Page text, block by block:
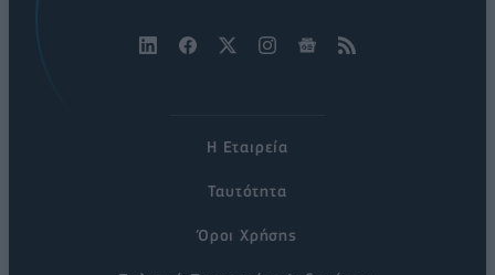
Η Εταιρεία
Ταυτότητα
Όροι Χρήσης